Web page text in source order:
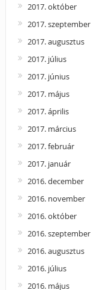
2017. október
2017. szeptember
2017. augusztus
2017. július
2017. június
2017. május
2017. április
2017. március
2017. február
2017. január
2016. december
2016. november
2016. október
2016. szeptember
2016. augusztus
2016. július
2016. május